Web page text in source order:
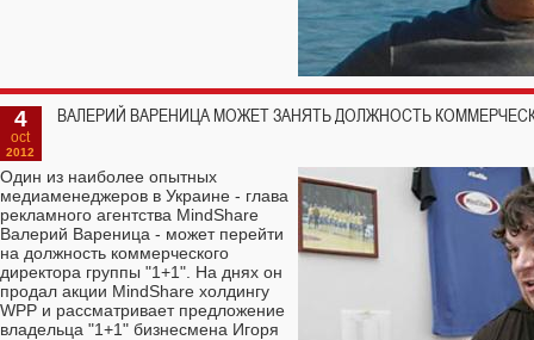
4
oct
2012
ВАЛЕРИЙ ВАРЕНИЦА МОЖЕТ ЗАНЯТЬ ДОЛЖНОСТЬ
Один из наиболее опытных
медиаменеджеров в Украине - глава
рекламного агентства MindShare
Валерий Вареница - может перейти
на должность коммерческого
директора группы "1+1". На днях он
продал акции MindShare холдингу
WPP и рассматривает предложение
владельца "1+1" бизнесмена Игоря